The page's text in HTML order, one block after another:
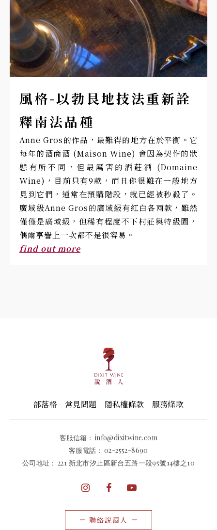
風格-以勃艮地技法重新詮
釋南法品種
Anne Gros的作品，最難得的地方在於平衡。它
每年的酒商酒 (Maison Wine) 會因為契作的狀
態有所不同，但最厲害的酒莊酒 (Domaine
Wine)，目前只有9款，而且你很難在一般地方
見到它們，通常在預購階段，就已經被秒殺了。
廣域級Anne Gros的廣域級有紅白各兩款，雖然
僅僅是廣域級，但稀有程度不下村莊與特級園，
偶爾享譽上一次都不是很容易。
find out more
部落格 常見問題 隱私權條款 服務條款
客服信箱： info@dixitwine.com
客服電話：02-2552-8690
公司地址： 221 新北市汐止區新台五路一段95號14樓之10
聯絡說酒人